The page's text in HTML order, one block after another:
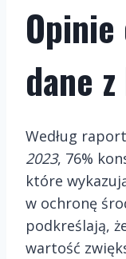
dane
Według
2023, 76%
które
w ochronę
podkreślają,
wartość